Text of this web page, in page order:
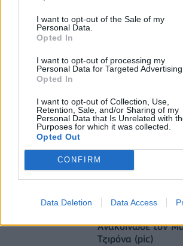
I want to opt-out of the Sale of my
Personal Data.
Opted In
I want to opt-out of processing my
Personal Data for Targeted Advertising.
Opted In
I want to opt-out of Collection, Use,
Retention, Sale, and/or Sharing of my
Personal Data that Is Unrelated with
Purposes for which it was collected.
Opted Out
CONFIRM
Data Deletion Data Access
εξάμηνο, στα 4,3 δισ. ευρώ – Στα 446
τα EBITDA
06/08/2026 - 08:23
Ρωσία: Η Μόσχα δηλώνει ότι
ουκρανικά drones τη νύχτα - Ελαφρές
06/08/2026 - 10:30 ΚΟΣΜΟΣ
Ανακοίνωσε τον
Τζιρόνα (pic)